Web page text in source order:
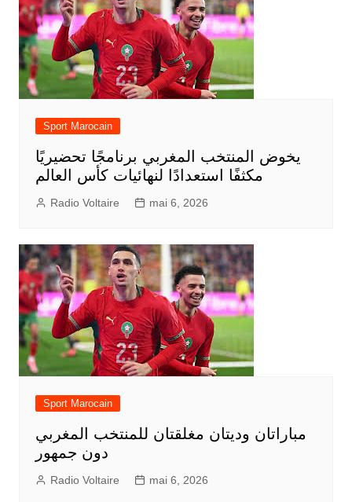
Sport Marocain
يخوض المنتخب المغربي برنامجًا تحضيريًا
مكثفًا استعدادًا لنهائيات كأس العالم
Radio Voltaire mai 6, 2026
Sport Marocain
مباراتان وديتان مغلقتان للمنتخب المغربي
دون جمهور
Radio Voltaire mai 6, 2026